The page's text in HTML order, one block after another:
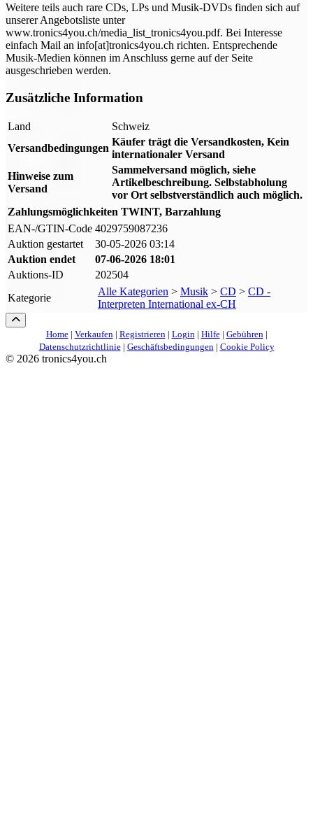
Weitere teils auch rare CDs, LPs und Musik-DVDs finden sich auf
unserer Angebotsliste unter
www.tronics4you.ch/media_list_tronics4you.pdf. Bei Interesse
einfach Mail an info[at]tronics4you.ch richten. Entsprechende
Musik-Medien können im Anschluss gerne auf der Seite
ausgeschrieben werden.
Zusätzliche Information
Land
Schweiz
Versandbedingungen
Käufer trägt die Versandkosten, Kein
internationaler Versand
Hinweise zum
Versand
Sammelversand möglich, siehe
Artikelbeschreibung. Selbstabholung
vor Ort selbstverständlich auch möglich.
Zahlungsmöglichkeiten TWINT, Barzahlung
EAN-/GTIN-Code 4029759087236
Auktion gestartet
30-05-2026 03:14
Auktion endet
07-06-2026 18:01
Auktions-ID
202504
Kategorie
Alle Kategorien > Musik > CD > CD -
Interpreten International ex-CH
Home| Verkaufen| Registrieren| Login| Hilfe| Gebühren|
Datenschutzrichtlinie| Geschäftsbedingungen| Cookie Policy
© 2026 tronics4you.ch